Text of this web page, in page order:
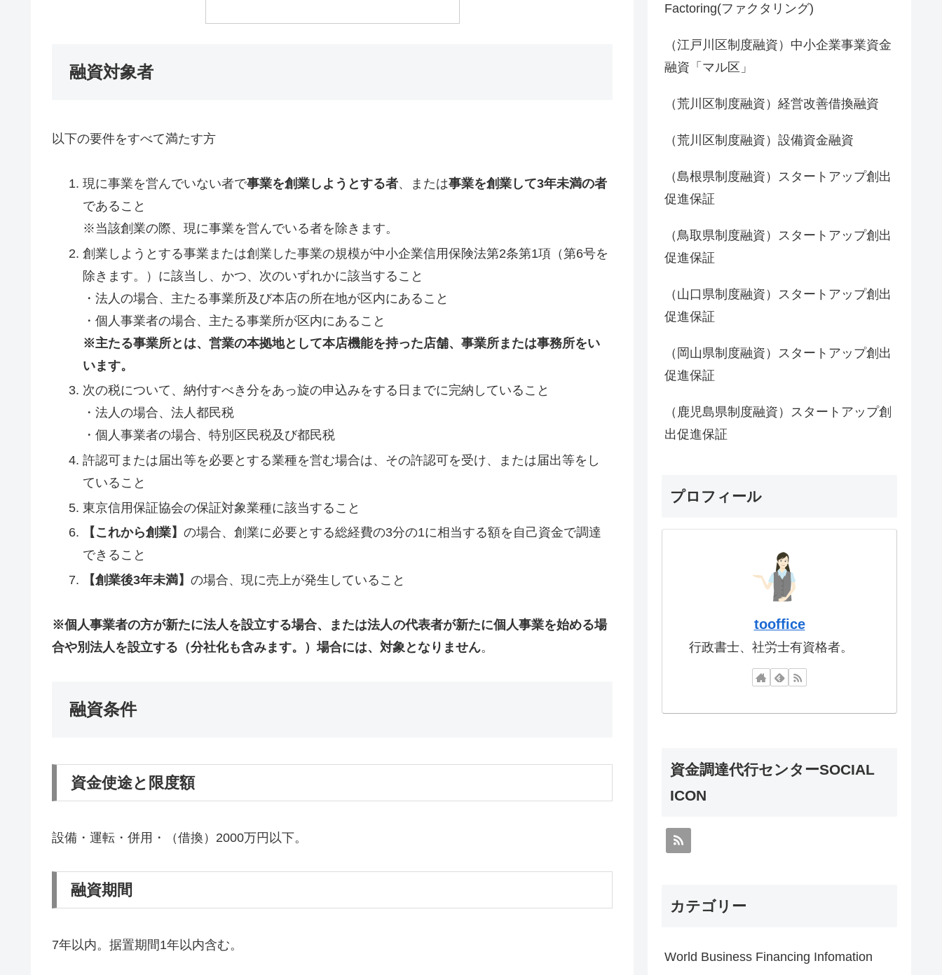
融資対象者
以下の要件をすべて満たす方
現に事業を営んでいない者で事業を創業しようとする者、または事業を創業して3年未満の者
であること
※当該創業の際、現に事業を営んでいる者を除きます。
創業しようとする事業または創業した事業の規模が中小企業信用保険法第2条第1項（第6号を
除きます。）に該当し、かつ、次のいずれかに該当すること
・法人の場合、主たる事業所及び本店の所在地が区内にあること
・個人事業者の場合、主たる事業所が区内にあること
※主たる事業所とは、営業の本拠地として本店機能を持った店舗、事業所または事務所をい
います。
次の税について、納付すべき分をあっ旋の申込みをする日までに完納していること
・法人の場合、法人都民税
・個人事業者の場合、特別区民税及び都民税
許認可または届出等を必要とする業種を営む場合は、その許認可を受け、または届出等をし
ていること
東京信用保証協会の保証対象業種に該当すること
【 これから創業】 の場合、創業に必要とする総経費の3分の1に相当する額を自己資金で調達
できること
【創業後3年未満】 の場合、現に売上が発生していること
※個人事業者の方が新たに法人を設立する場合、または法人の代表者が新たに個人事業を始める場
合や別法人を設立する（分社化も含みます。）場合には、対象となりません。
融資条件
資金使途と限度額
設備・運転・併用・（借換）2000万円以下。
融資期間
7年以内。据置期間1年以内含む。
Factoring(ファクタリング)
（江戸川区制度融資）中小企業事業資金
融資「マル区」
（荒川区制度融資）経営改善借換融資
（荒川区制度融資）設備資金融資
（島根県制度融資）スタートアップ創出
促進保証
（鳥取県制度融資）スタートアップ創出
促進保証
（山口県制度融資）スタートアップ創出
促進保証
（岡山県制度融資）スタートアップ創出
促進保証
（鹿児島県制度融資）スタートアップ創
出促進保証
プロフィール
tooffice
行政書士、社労士有資格者。
資金調達代行センターSOCIAL
ICON
カテゴリー
World Business Financing Infomation